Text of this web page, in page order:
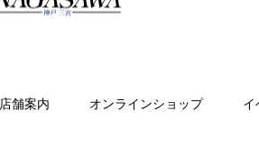
店舗案内 オンラインショップ イ